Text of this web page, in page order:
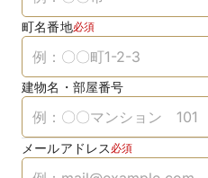
町名番地必須
建物名・部屋番号
メールアドレス 必須